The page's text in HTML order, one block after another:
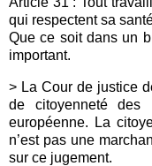
qui respectent sa
Que ce soit dans un
important.
> La Cour de justice
de citoyenneté des
européenne. La
n’est pas une
sur ce jugement.